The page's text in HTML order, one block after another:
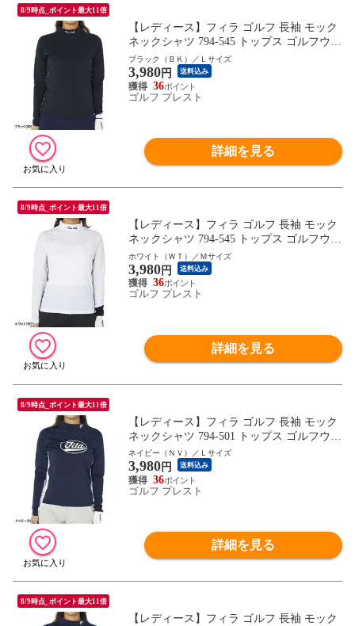
8/9時点_ポイント最大11倍
【レディース】フィラ ゴルフ 長袖 モック
ネックシャツ 794-545 トップス ゴルフウェ
ア 秋冬モデル FILA GOLF 秋冬ウェア 794
545 女性用
ブラック（ＢＫ）／Ｌサイズ
3,980円 送料込み
36
ゴルフ プレスト
詳細を見る
8/9時点_ポイント最大11倍
【レディース】フィラ ゴルフ 長袖 モック
ネックシャツ 794-545 トップス ゴルフウェ
ア 秋冬モデル FILA GOLF 秋冬ウェア 794
545 女性用
ホワイト（ＷＴ）／Ｍサイズ
3,980円 送料込み
36
ゴルフ プレスト
詳細を見る
8/9時点_ポイント最大11倍
【レディース】フィラ ゴルフ 長袖 モック
ネックシャツ 794-501 トップス ゴルフウェ
ア 秋冬モデル FILA GOLF 秋冬ウェア 794
501 女性用 UVカット 保温
ネイビー（ＮＶ）／Ｌサイズ
3,980円 送料込み
36
ゴルフ プレスト
詳細を見る
8/9時点_ポイント最大11倍
【レディース】フィラ ゴルフ 長袖 モック